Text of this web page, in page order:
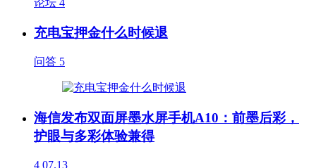
充电宝押金什么时候退
问答 5
海信发布双面屏墨水屏手机A10：前墨后彩，
护眼与多彩体验兼得
4 07.13